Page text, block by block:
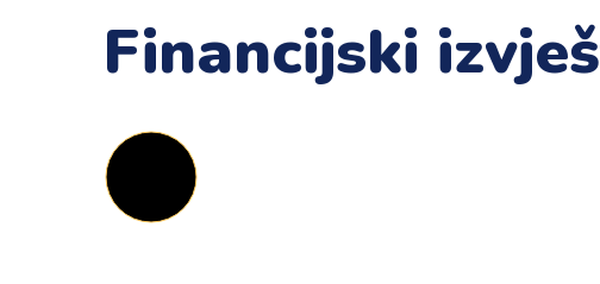
Financijski